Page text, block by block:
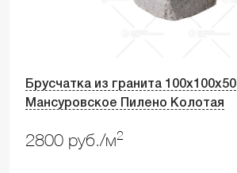
Брусчатка из гранита 100х100х50
Мансуровское Пилено Колотая
2800 руб./м2